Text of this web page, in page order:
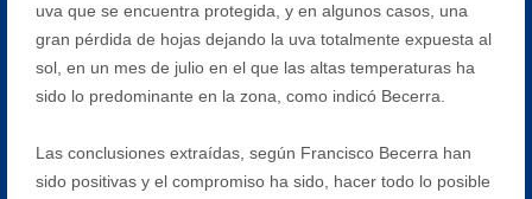
uva que se encuentra protegida, y en algunos casos, una
gran pérdida de hojas dejando la uva totalmente expuesta al
sol, en un mes de julio en el que las altas temperaturas ha
sido lo predominante en la zona, como indicó Becerra.
Las conclusiones extraídas, según Francisco Becerra han
sido positivas y el compromiso ha sido, hacer todo lo posible